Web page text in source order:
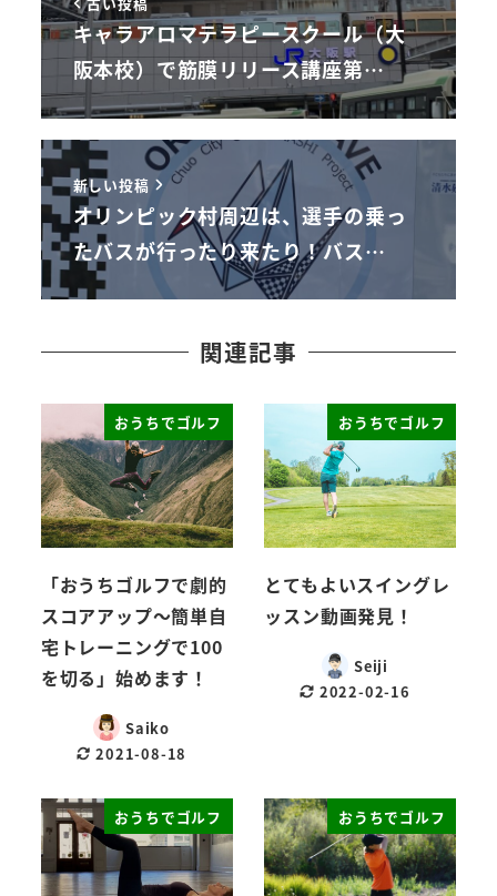
キャラアロマテラピースクール（大
阪本校）で筋膜リリース講座第…
新しい投稿
オリンピック村周辺は、選手の乗っ
たバスが行ったり来たり！バス…
関連記事
おうちでゴルフ
「おうちゴルフで劇的
スコアアップ～簡単自
宅トレーニングで100
を切る」始めます！
Saiko
2021-08-18
おうちでゴルフ
とてもよいスイングレ
ッスン動画発見！
Seiji
2022-02-16
おうちでゴルフ おうちでゴルフ